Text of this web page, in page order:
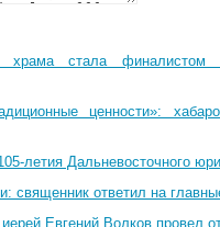
храма стала финалистом
ценности»:
летия Дальневосточного
священник ответил на
Евгений Волков провел